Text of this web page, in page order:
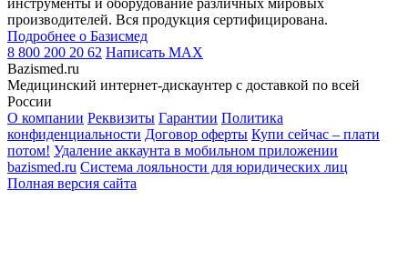
производителей. Вся продукция сертифицирована.
Подробнее о Базисмед
8 800 200 20 62 Написать MAX
Bazismed.ru
Медицинский интернет-дискаунтер с доставкой по всей
России
О компании Реквизиты Гарантии Политика
конфиденциальности Договор оферты Купи сейчас – плати
потом! Удаление аккаунта в мобильном приложении
bazismed.ru Система лояльности для юридических лиц
Полная версия сайта